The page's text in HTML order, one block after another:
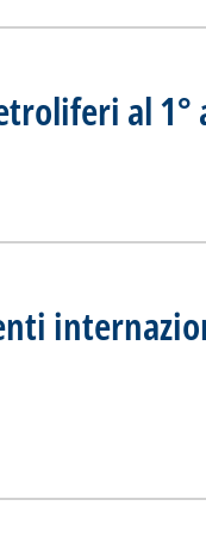
al 1°
petroliferi al 1°